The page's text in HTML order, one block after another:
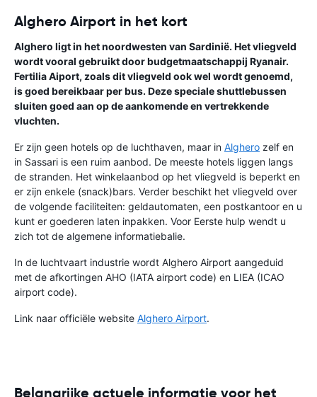
Alghero Airport in het kort
Alghero ligt in het noordwesten van Sardinië. Het vliegveld
wordt vooral gebruikt door budgetmaatschappij Ryanair.
Fertilia Aiport, zoals dit vliegveld ook wel wordt genoemd,
is goed bereikbaar per bus. Deze speciale shuttlebussen
sluiten goed aan op de aankomende en vertrekkende
vluchten.
Er zijn geen hotels op de luchthaven, maar in Alghero zelf en
in Sassari is een ruim aanbod. De meeste hotels liggen langs
de stranden. Het winkelaanbod op het vliegveld is beperkt en
er zijn enkele (snack)bars. Verder beschikt het vliegveld over
de volgende faciliteiten: geldautomaten, een postkantoor en u
kunt er goederen laten inpakken. Voor Eerste hulp wendt u
zich tot de algemene informatiebalie.
In de luchtvaart industrie wordt Alghero Airport aangeduid
met de afkortingen AHO (IATA airport code) en LIEA (ICAO
airport code).
Link naar officiële website Alghero Airport.
Belangrijke actuele informatie voor het